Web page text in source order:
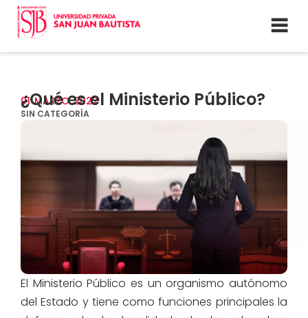
01 MARZO 2022
¿Qué es el Ministerio Público?
SIN CATEGORÍA
El Ministerio Público es un organismo autónomo
del Estado y tiene como funciones principales la